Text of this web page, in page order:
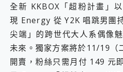
全新 KKBOX「超粉計畫」
現 Energy 從 Y2K 唱跳男團
尖端」的跨世代大人系偶像
未來。獨家方案將於11/19（
開賣，粉絲只需月付 149 元